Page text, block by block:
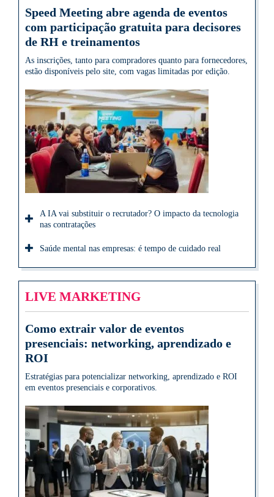
Speed Meeting abre agenda de eventos
com participação gratuita para decisores
de RH e treinamentos
As inscrições, tanto para compradores quanto para fornecedores,
estão disponíveis pelo site, com vagas limitadas por edição.
A IA vai substituir o recrutador? O impacto da tecnologia
nas contratações
Saúde mental nas empresas: é tempo de cuidado real
LIVE MARKETING
Como extrair valor de eventos
presenciais: networking, aprendizado e
ROI
Estratégias para potencializar networking, aprendizado e ROI
em eventos presenciais e corporativos.